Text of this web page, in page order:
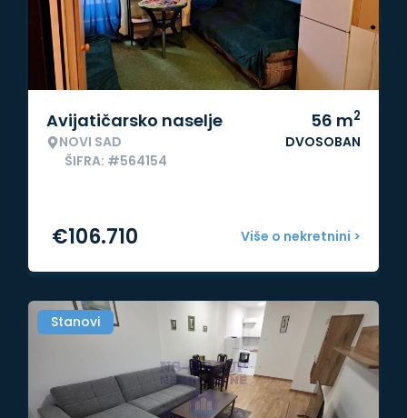
Avijatičarsko naselje
NOVI SAD
ŠIFRA: #564154
56 m2
DVOSOBAN
Više o nekretnini >
€106.710
Stanovi